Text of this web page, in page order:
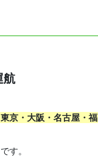
航
京・大阪・名古屋・
す。